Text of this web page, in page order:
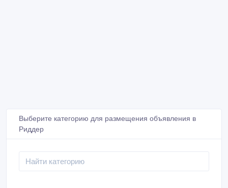
Выберите категорию для размещения объявления в
Риддер